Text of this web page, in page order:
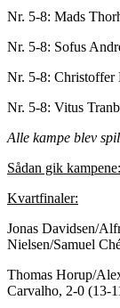
Nr. 5-8: Mads
Nr. 5-8: Sofus
Nr. 5-8: Christoffer
Nr. 5-8: Vitus
Alle kampe blev
Sådan gik kampene:
Kvartfinaler:
Jonas Davidsen/
Nielsen/Samuel
Thomas Horup/
Carvalho, 2-0 (13-